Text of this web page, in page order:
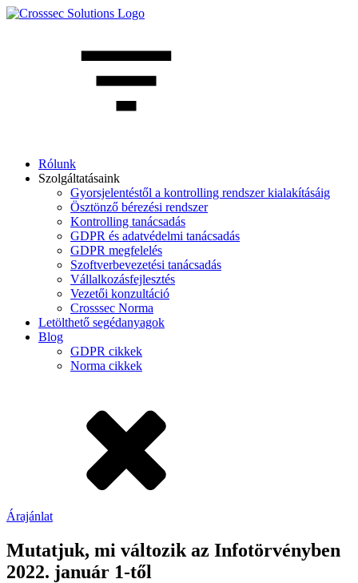
Rólunk
Szolgáltatásaink
Gyorsjelentéstől a kontrolling rendszer kialakításáig
Ösztönző bérezési rendszer
Kontrolling tanácsadás
GDPR és adatvédelmi tanácsadás
GDPR megfelelés
Szoftverbevezetési tanácsadás
Vállalkozásfejlesztés
Vezetői konzultáció
Crosssec Norma
Letölthető segédanyagok
Blog
GDPR cikkek
Norma cikkek
Árajánlat
Mutatjuk, mi változik az Infotörvényben
2022. január 1-től